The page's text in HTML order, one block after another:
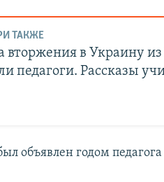
ТАКЖЕ
вторжения в Украину из
педагоги. Рассказы
объявлен годом